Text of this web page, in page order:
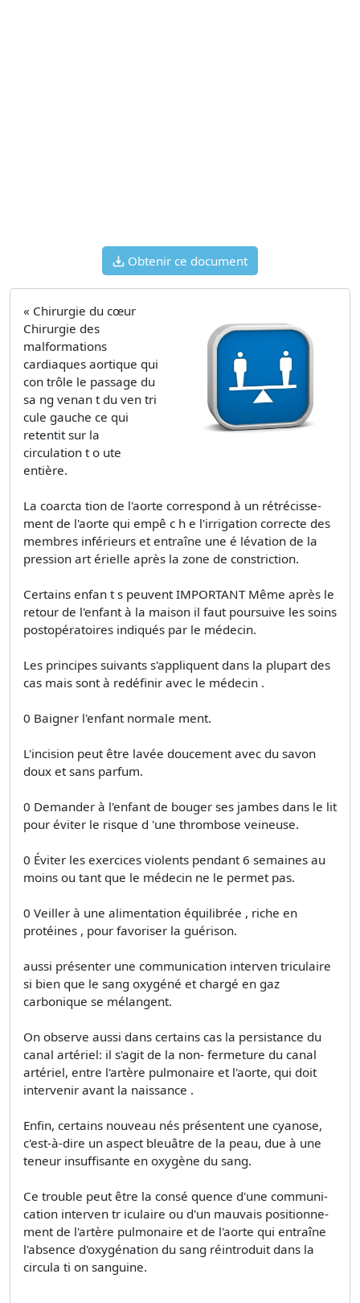
Obtenir ce document
« Chirurgie du cœur
Chirurgie des
malformations
cardiaques aortique qui
con trôle le passage du
sa ng venan t du ven tri
cule gauche ce qui
retentit sur la
circulation t o ute
entière.
La coarcta tion de l'aorte correspond à un rétrécisse­
ment de l'aorte qui empê­ c h e l'irrigation correcte des
membres inférieurs et entraîne une é lévation de la
pression art érielle après la zone de constriction.
Certains enfan t s peuvent IMPORTANT Même après le
retour de l'enfant à la maison il faut poursuive les soins
postopératoires indiqués par le médecin.
Les principes suivants s'appliquent dans la plupart des
cas mais sont à redéfinir avec le médecin .
0 Baigner l'enfant normale­ ment.
L'incision peut être lavée doucement avec du savon
doux et sans parfum.
0 Demander à l'enfant de bouger ses jambes dans le lit
pour éviter le risque d 'une thrombose veineuse.
0 Éviter les exercices violents pendant 6 semaines au
moins ou tant que le médecin ne le permet pas.
0 Veiller à une alimentation équilibrée , riche en
protéines , pour favoriser la guérison.
aussi présenter une communication interven­ triculaire
si bien que le sang oxygéné et chargé en gaz
carbonique se mélangent.
On observe aussi dans certains cas la persistance du
canal artériel: il s'agit de la non- fermeture du canal
artériel, entre l'artère pulmonaire et l'aorte, qui doit
intervenir avant la naissance .
Enfin, certains nouveau­ nés présentent une cyanose,
c'est-à-dire un aspect bleuâtre de la peau, due à une
teneur insuffisante en oxygène du sang.
Ce trouble peut être la consé­ quence d'une communi­
cation interven tr iculaire ou d'un mauvais positionne­
ment de l'artère pulmonaire et de l'aorte qui entraîne
l'absence d'oxygénation du sang réintroduit dans la
circula ti on sanguine.